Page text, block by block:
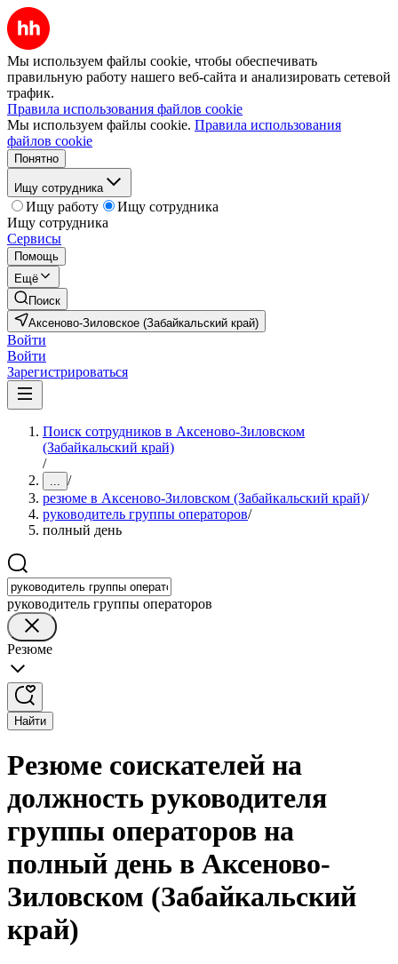
Мы используем файлы cookie, чтобы обеспечивать
правильную работу нашего веб-сайта и анализировать сетевой
трафик.
Правила использования файлов cookie
Мы используем файлы cookie. Правила использования
файлов cookie
Понятно
Ищу сотрудника
Ищу работу
Ищу сотрудника
Ищу сотрудника
Сервисы
Помощь
Ещё
Поиск
Аксеново-Зиловское (Забайкальский край)
Войти
Войти
Зарегистрироваться
Поиск сотрудников в Аксеново-Зиловском
(Забайкальский край)
/
... /
резюме в Аксеново-Зиловском (Забайкальский край)/
руководитель группы операторов/
полный день
руководитель группы операторов
Резюме
Найти
Резюме соискателей на
должность руководителя
группы операторов на
полный день в Аксеново-
Зиловском (Забайкальский
край)